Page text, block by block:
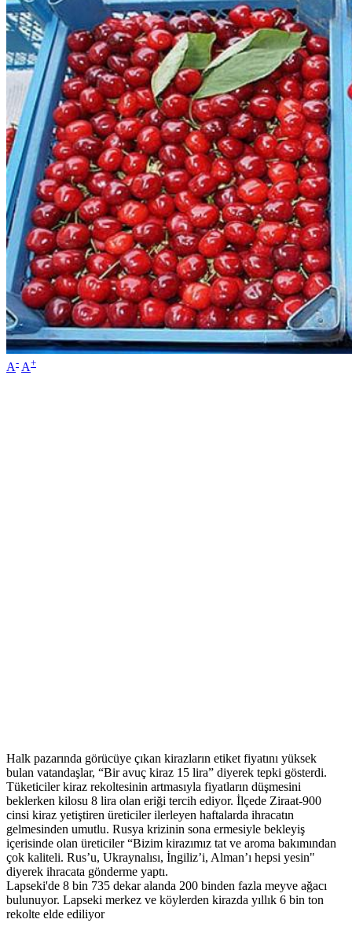
A- A+
Halk pazarında görücüye çıkan kirazların etiket fiyatını yüksek
bulan vatandaşlar, “Bir avuç kiraz 15 lira” diyerek tepki gösterdi.
Tüketiciler kiraz rekoltesinin artmasıyla fiyatların düşmesini
beklerken kilosu 8 lira olan eriği tercih ediyor. İlçede Ziraat-900
cinsi kiraz yetiştiren üreticiler ilerleyen haftalarda ihracatın
gelmesinden umutlu. Rusya krizinin sona ermesiyle bekleyiş
içerisinde olan üreticiler “Bizim kirazımız tat ve aroma bakımından
çok kaliteli. Rus’u, Ukraynalısı, İngiliz’i, Alman’ı hepsi yesin"
diyerek ihracata gönderme yaptı.
Lapseki'de 8 bin 735 dekar alanda 200 binden fazla meyve ağacı
bulunuyor. Lapseki merkez ve köylerden kirazda yıllık 6 bin ton
rekolte elde ediliyor